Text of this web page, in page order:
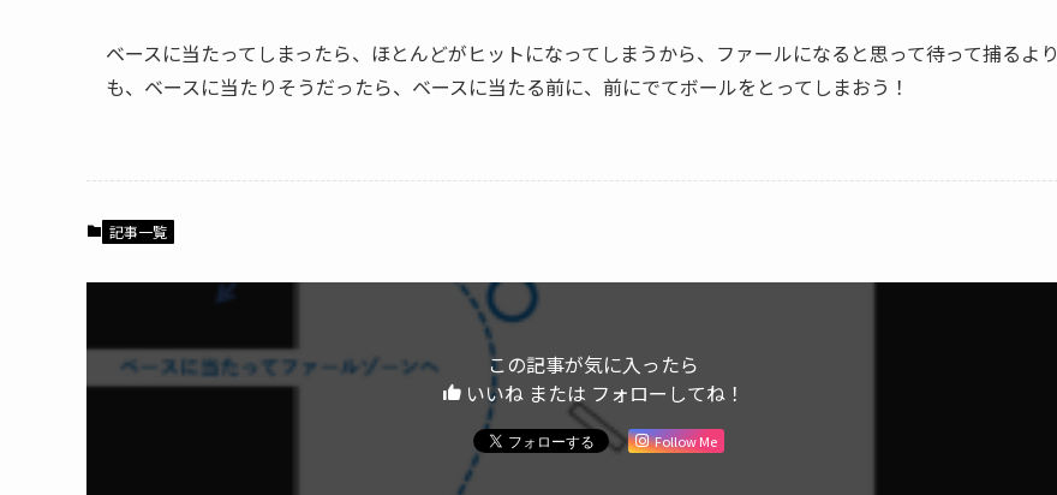
ベースに当たってしまったら、ほとんどがヒットになってしまうから、ファールになると思って待って捕るより
も、ベースに当たりそうだったら、ベースに当たる前に、前にでてボールをとってしまおう！
記事一覧
この記事が気に入ったら
いいね または フォローしてね！
Follow Me